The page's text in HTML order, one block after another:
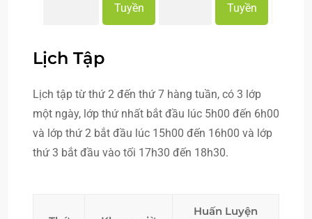
Tuyền
Tuyền
Lịch Tập
Lịch tập từ thứ 2 đến thứ 7 hàng tuần, có 3 lớp
một ngày, lớp thứ nhất bắt đầu lúc 5h00 đến 6h00
và lớp thứ 2 bắt đầu lúc 15h00 đến 16h00 và lớp
thứ 3 bắt đầu vào tối 17h30 đến 18h30.
Huấn Luyện